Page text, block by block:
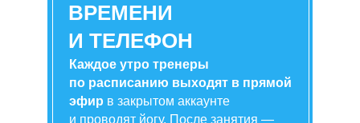
ВРЕМЕНИ
И ТЕЛЕФОН
Каждое утро тренеры
по расписанию выходят в прямой
эфир в закрытом аккаунте
и проводят йогу. После занятия —